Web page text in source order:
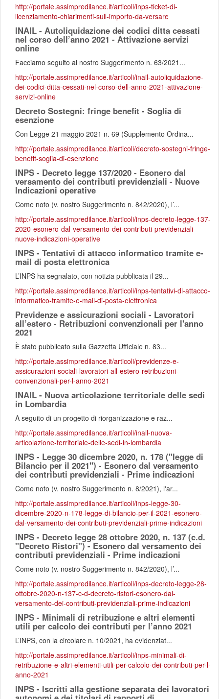
http://portale.assimpredilance.it/articoli/inps-ticket-di-
licenziamento-chiarimenti-sull-importo-da-versare
INAIL - Autoliquidazione dei codici ditta cessati
nel corso dell’anno 2021 - Attivazione servizi
online
Facciamo seguito al nostro Suggerimento n. 63/2021...
http://portale.assimpredilance.it/articoli/inail-autoliquidazione-
dei-codici-ditta-cessati-nel-corso-dell-anno-2021-attivazione-
servizi-online
Decreto Sostegni: fringe benefit - Soglia di
esenzione
Con Legge 21 maggio 2021 n. 69 (Supplemento Ordina...
http://portale.assimpredilance.it/articoli/decreto-sostegni-fringe-
benefit-soglia-di-esenzione
INPS - Decreto legge 137/2020 - Esonero dal
versamento dei contributi previdenziali - Nuove
Indicazioni operative
Come noto (v. nostro Suggerimento n. 842/2020), l’...
http://portale.assimpredilance.it/articoli/inps-decreto-legge-137-
2020-esonero-dal-versamento-dei-contributi-previdenziali-
nuove-indicazioni-operative
INPS - Tentativi di attacco informatico tramite e-
mail di posta elettronica
L’INPS ha segnalato, con notizia pubblicata il 29...
http://portale.assimpredilance.it/articoli/inps-tentativi-di-attacco-
informatico-tramite-e-mail-di-posta-elettronica
Previdenze e assicurazioni sociali - Lavoratori
all’estero - Retribuzioni convenzionali per l'anno
2021
È stato pubblicato sulla Gazzetta Ufficiale n. 83...
http://portale.assimpredilance.it/articoli/previdenze-e-
assicurazioni-sociali-lavoratori-all-estero-retribuzioni-
convenzionali-per-l-anno-2021
INAIL - Nuova articolazione territoriale delle sedi
in Lombardia
A seguito di un progetto di riorganizzazione e raz...
http://portale.assimpredilance.it/articoli/inail-nuova-
articolazione-territoriale-delle-sedi-in-lombardia
INPS - Legge 30 dicembre 2020, n. 178 ("legge di
Bilancio per il 2021") - Esonero dal versamento
dei contributi previdenziali - Prime indicazioni
Come noto (v. nostro Suggerimento n. 8/2021), l'ar...
http://portale.assimpredilance.it/articoli/inps-legge-30-
dicembre-2020-n-178-legge-di-bilancio-per-il-2021-esonero-
dal-versamento-dei-contributi-previdenziali-prime-indicazioni
INPS - Decreto legge 28 ottobre 2020, n. 137 (c.d.
"Decreto Ristori") - Esonero dal versamento dei
contributi previdenziali - Prime indicazioni
Come noto (v. nostro Suggerimento n. 842/2020), l’...
http://portale.assimpredilance.it/articoli/inps-decreto-legge-28-
ottobre-2020-n-137-c-d-decreto-ristori-esonero-dal-
versamento-dei-contributi-previdenziali-prime-indicazioni
INPS - Minimali di retribuzione e altri elementi
utili per calcolo dei contributi per l’anno 2021
L’INPS, con la circolare n. 10/2021, ha evidenziat...
http://portale.assimpredilance.it/articoli/inps-minimali-di-
retribuzione-e-altri-elementi-utili-per-calcolo-dei-contributi-per-l-
anno-2021
INPS - Iscritti alla gestione separata dei lavoratori